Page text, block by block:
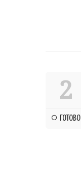
2
ГОТОВО